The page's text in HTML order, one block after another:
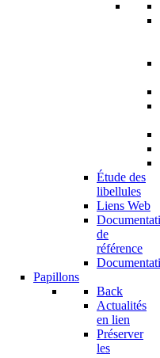
Étude des
libellules
Liens Web
de
référence
Papillons
Back
Actualités
en lien
Préserver
les